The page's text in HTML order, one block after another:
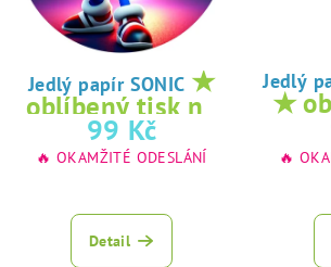
Jedlý papír SONIC ★
oblíbený tisk na
jedlý papír
99 Kč
🔥 OKAMŽITÉ ODESLÁNÍ
Detail
Jedlý
★
na
🔥